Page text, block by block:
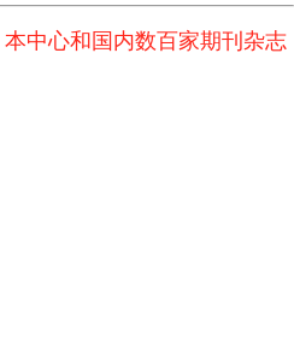
本中心和国内数百家期刊杂志